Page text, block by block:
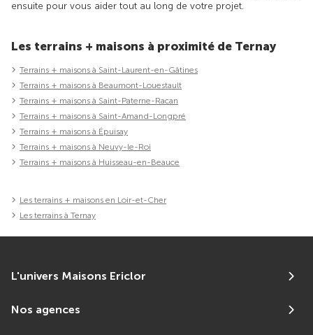
ensuite pour vous aider tout au long de votre projet.
Les terrains + maisons à proximité de Ternay
Terrains + maisons à Saint-Laurent-en-Gâtines
Terrains + maisons à Beaumont-Louestault
Terrains + maisons à Saint-Paterne-Racan
Terrains + maisons à Saint-Amand-Longpré
Terrains + maisons à Épuisay
Terrains + maisons à Neuvy-le-Roi
Terrains + maisons à Huisseau-en-Beauce
Les terrains + maisons en Loir-et-Cher
Les terrains à Ternay
L'univers Maisons Ericlor
Nos agences